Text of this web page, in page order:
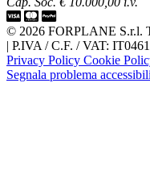
© 2026 FORPLANE S.r.l.
| P.IVA / C.F. / VAT:
Privacy Policy Cookie
Segnala problema